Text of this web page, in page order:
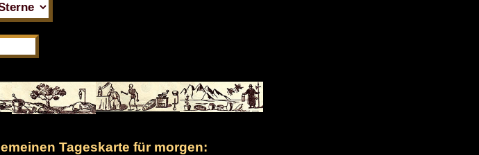
Tageskarte für morgen: